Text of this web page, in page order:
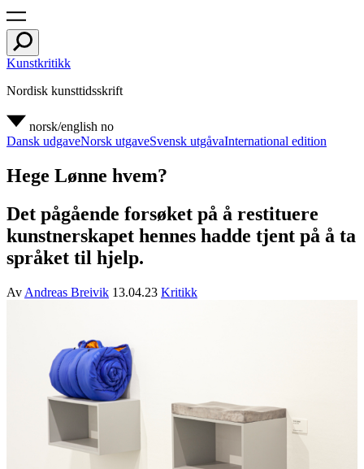
Kunstkritikk
Nordisk kunsttidsskrift
norsk/english no
Dansk udgaveNorsk utgaveSvensk utgåvaInternational edition
Hege Lønne hvem?
Det pågående forsøket på å restituere
kunstnerskapet hennes hadde tjent på å ta
språket til hjelp.
Av Andreas Breivik 13.04.23 Kritikk